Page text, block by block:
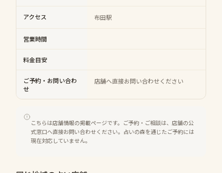
アクセス 布田駅
営業時間
料金目安
ご予約・お問い合わ
せ
店舗へ直接お問い合わせください
こちらは店舗情報の掲載ページです。ご予約・ご相談は、店舗の公
式窓口へ直接お問い合わせください。占いの森を通じたご予約には
現在対応していません。